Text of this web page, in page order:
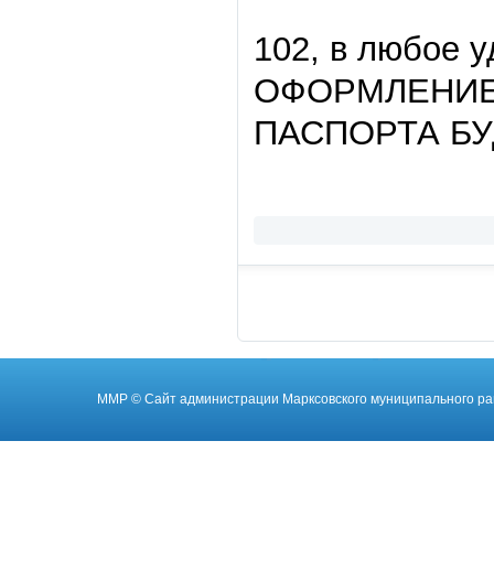
102, в любое
ПАСПОРТА
ММР © Cайт администрации Марксовского муниципального